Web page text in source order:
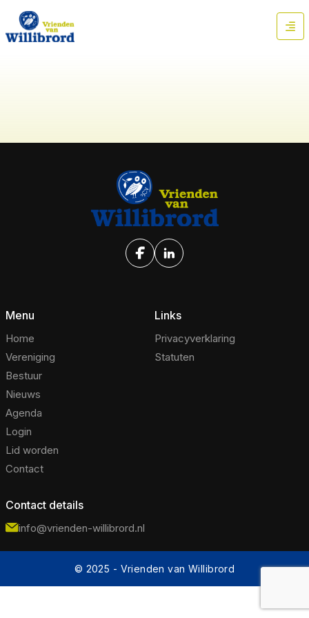
Menu
Home
Vereniging
Bestuur
Nieuws
Agenda
Login
Lid worden
Contact
Links
Privacyverklaring
Statuten
Contact details
info@vrienden-willibrord.nl
© 2025 - Vrienden van Willibrord